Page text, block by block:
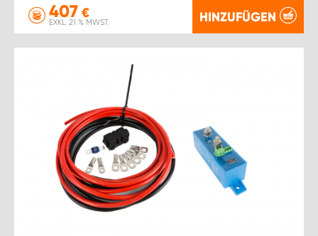
407 €
EXKL. 21 % MWST. HINZUFÜGEN